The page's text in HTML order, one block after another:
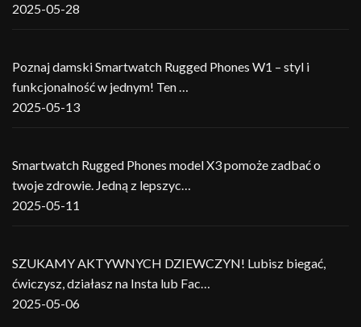
2025-05-28
Poznaj damski Smartwatch Rugged Phones W1 – styl i
funkcjonalność w jednym! Ten …
2025-05-13
Smartwatch Rugged Phones model X3 pomoże zadbać o
twoje zdrowie. Jedną z lepszyc…
2025-05-11
SZUKAMY AKTYWNYCH DZIEWCZYN! Lubisz biegać,
ćwiczysz, działasz na Insta lub Fac…
2025-05-06